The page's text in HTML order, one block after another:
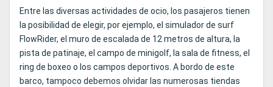
Entre las diversas actividades de ocio, los pasajeros tienen
la posibilidad de elegir, por ejemplo, el simulador de surf
FlowRider, el muro de escalada de 12 metros de altura, la
pista de patinaje, el campo de minigolf, la sala de fitness, el
ring de boxeo o los campos deportivos. A bordo de este
barco, tampoco debemos olvidar las numerosas tiendas